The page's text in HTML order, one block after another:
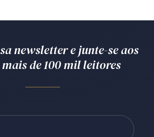
newsletter e junte-se aos
mais de 100 mil leitores